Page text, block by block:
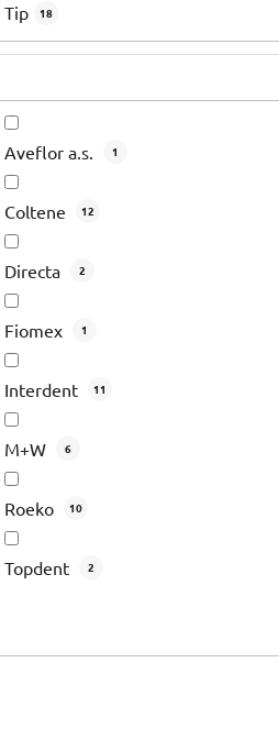
Tip 18
Aveflor a.s. 1
Coltene 12
Directa 2
Fiomex 1
Interdent 11
M+W 6
Roeko 10
Topdent 2